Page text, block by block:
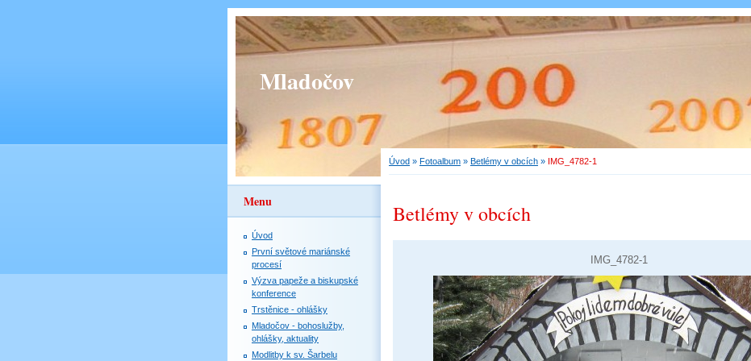
Mladočov
Úvod » Fotoalbum » Betlémy v obcích » IMG_4782-1
Betlémy v obcích
IMG_4782-1
Menu
Úvod
První světové mariánské
procesí
Výzva papeže a biskupské
konference
Trstěnice - ohlášky
Mladočov - bohoslužby,
ohlášky, aktuality
Modlitby k sv. Šarbelu